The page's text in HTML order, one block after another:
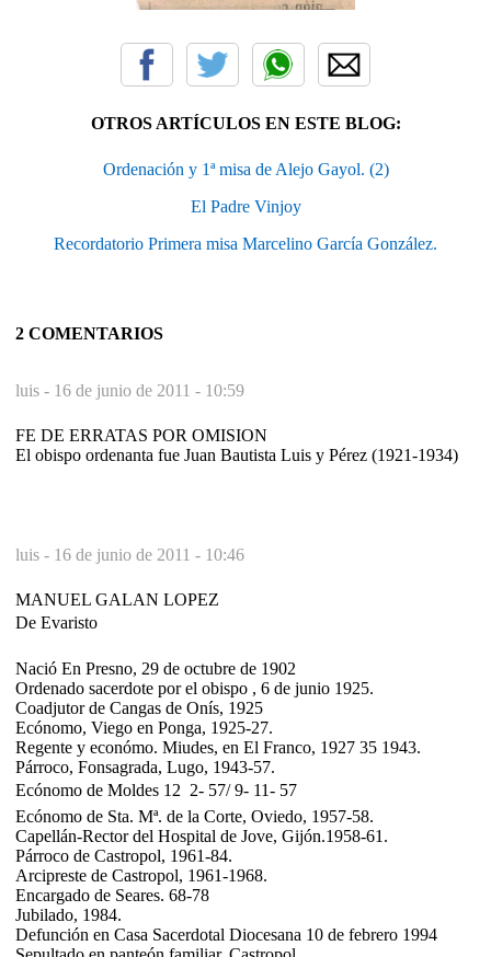
OTROS ARTÍCULOS EN ESTE BLOG:
Ordenación y 1ª misa de Alejo Gayol. (2)
El Padre Vinjoy
Recordatorio Primera misa Marcelino García González.
2 COMENTARIOS
luis - 16 de junio de 2011 - 10:59
FE DE ERRATAS POR OMISION
El obispo ordenanta fue Juan Bautista Luis y Pérez (1921-1934)
luis - 16 de junio de 2011 - 10:46
MANUEL GALAN LOPEZ
De Evaristo
Nació En Presno, 29 de octubre de 1902
Ordenado sacerdote por el obispo , 6 de junio 1925.
Coadjutor de Cangas de Onís, 1925
Ecónomo, Viego en Ponga, 1925-27.
Regente y económo. Miudes, en El Franco, 1927 35 1943.
Párroco, Fonsagrada, Lugo, 1943-57.
Ecónomo de Moldes 12  2- 57/ 9- 11- 57
Ecónomo de Sta. Mª. de la Corte, Oviedo, 1957-58.
Capellán-Rector del Hospital de Jove, Gijón.1958-61.
Párroco de Castropol, 1961-84.
Arcipreste de Castropol, 1961-1968.
Encargado de Seares. 68-78
Jubilado, 1984.
Defunción en Casa Sacerdotal Diocesana 10 de febrero 1994